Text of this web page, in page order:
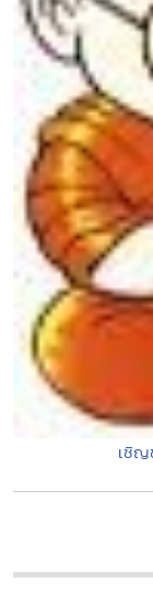
เชิญ